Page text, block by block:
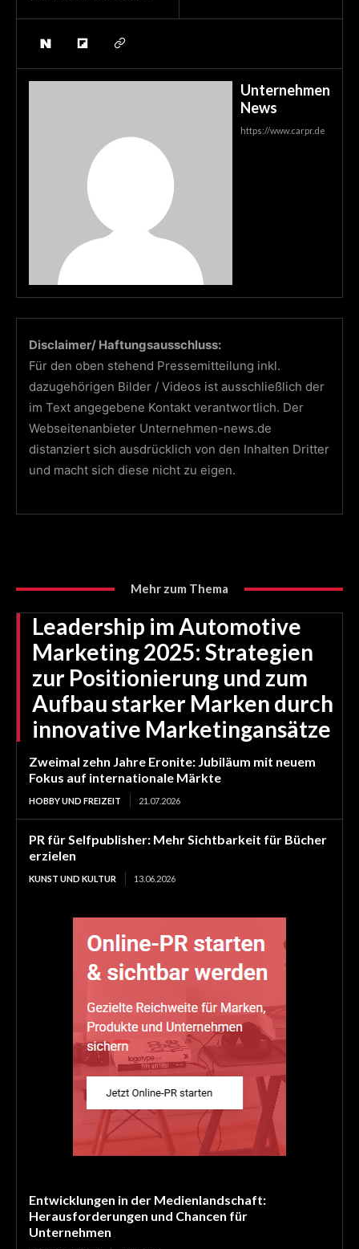
Unternehmen
News
https://www.carpr.de
Disclaimer/ Haftungsausschluss:
Für den oben stehend Pressemitteilung inkl.
dazugehörigen Bilder / Videos ist ausschließlich der
im Text angegebene Kontakt verantwortlich. Der
Webseitenanbieter Unternehmen-news.de
distanziert sich ausdrücklich von den Inhalten Dritter
und macht sich diese nicht zu eigen.
Mehr zum Thema
Leadership im Automotive
Marketing 2025: Strategien
zur Positionierung und zum
Aufbau starker Marken durch
innovative Marketingansätze
Zweimal zehn Jahre Eronite: Jubiläum mit neuem
Fokus auf internationale Märkte
HOBBY UND FREIZEIT 21.07.2026
PR für Selfpublisher: Mehr Sichtbarkeit für Bücher
erzielen
KUNST UND KULTUR 13.06.2026
Entwicklungen in der Medienlandschaft:
Herausforderungen und Chancen für
Unternehmen